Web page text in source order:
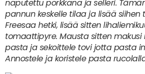
naputettu porkkana ja selleri.
pannun keskelle tilaa ja lisää siihen
Freesaa hetki, lisää sitten
tomaattipyre. Mausta sitten makusi
pasta ja sekoittele tovi jotta pasta
Annostele ja koristele pasta